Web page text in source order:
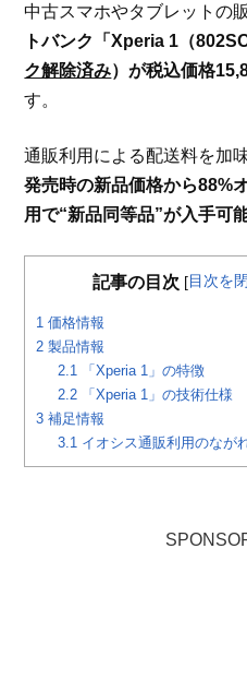
中古スマホやタブレットの
トバンク「Xperia 1（
ク解除済み）が税込価格
す。
通販利用による配送料を加
発売時の新品価格から88%
用で“新品同等品”が入手可
記事の目次 [目次を
1 価格情報
2 製品情報
2.1 「Xperia 1」の特徴
2.2 「Xperia 1」の技術仕様
3 補足情報
3.1 イオシス通販利用のなが